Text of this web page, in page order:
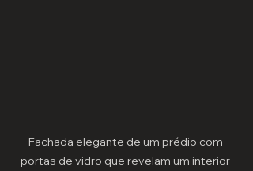
Fachada elegante de um prédio com
portas de vidro que revelam um interior